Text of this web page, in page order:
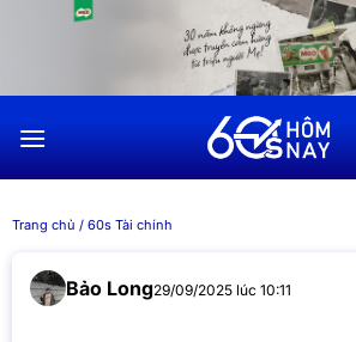
dung
Trang chủ / 60s Tài chính
Bảo Long29/09/2025 lúc 10:11